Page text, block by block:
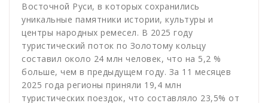
Восточной Руси, в которых сохранились
уникальные памятники истории, культуры и
центры народных ремесел. В 2025 году
туристический поток по Золотому кольцу
составил около 24 млн человек, что на 5,2 %
больше, чем в предыдущем году. За 11 месяцев
2025 года регионы приняли 19,4 млн
туристических поездок, что составляло 23,5% от